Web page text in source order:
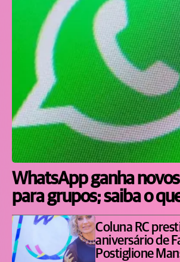
WhatsApp ganha
para grupos; saiba o
Coluna RC
aniversário de
Postiglione